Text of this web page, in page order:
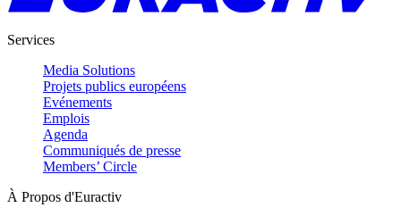
Services
Media Solutions
Projets publics européens
Evénements
Emplois
Agenda
Communiqués de presse
Members’ Circle
À Propos d'Euractiv